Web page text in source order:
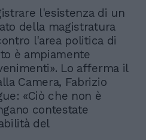
l'esistenza di un
della magistratura
l'area politica di
è ampiamente
Lo afferma il
Camera, Fabrizio
«Ciò che non è
contestate
del